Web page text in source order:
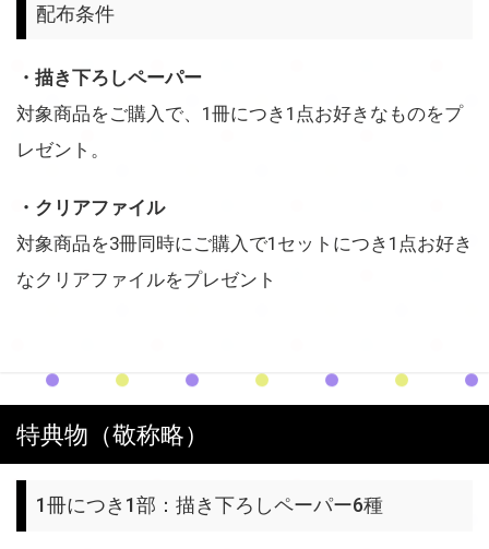
配布条件
・描き下ろしペーパー
対象商品をご購入で、1冊につき1点お好きなものをプ
レゼント。
・クリアファイル
対象商品を3冊同時にご購入で1セットにつき1点お好き
なクリアファイルをプレゼント
特典物（敬称略）
1冊につき1部：描き下ろしペーパー6種